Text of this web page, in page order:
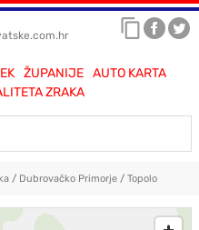
ŽUPANIJE
AUTO KARTA
ZRAKA
/ Dubrovačko Primorje/ Topolo